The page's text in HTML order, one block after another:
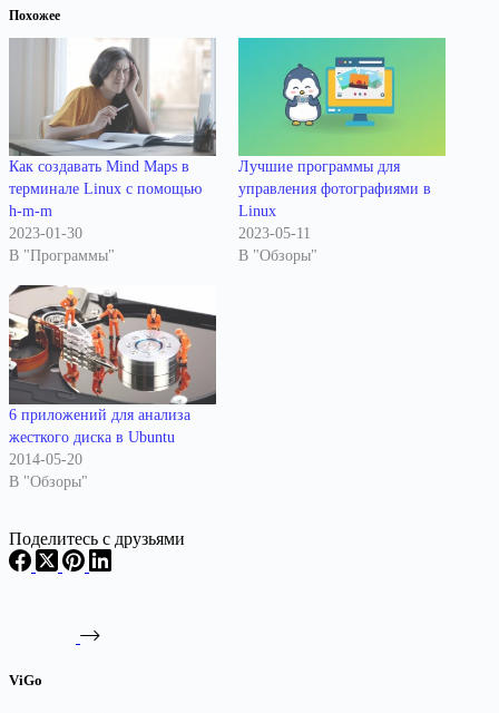
Похожее
Как создавать Mind Maps в
терминале Linux с помощью
h-m-m
2023-01-30
В "Программы"
Лучшие программы для
управления фотографиями в
Linux
2023-05-11
В "Обзоры"
6 приложений для анализа
жесткого диска в Ubuntu
2014-05-20
В "Обзоры"
Поделитесь с друзьями
ViGo